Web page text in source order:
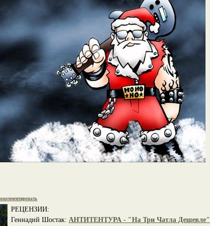
РЕЦЕНЗИИ:
Геннадий Шостак: АНТИТЕНТУРА - "На Три Чатла Дешевле"